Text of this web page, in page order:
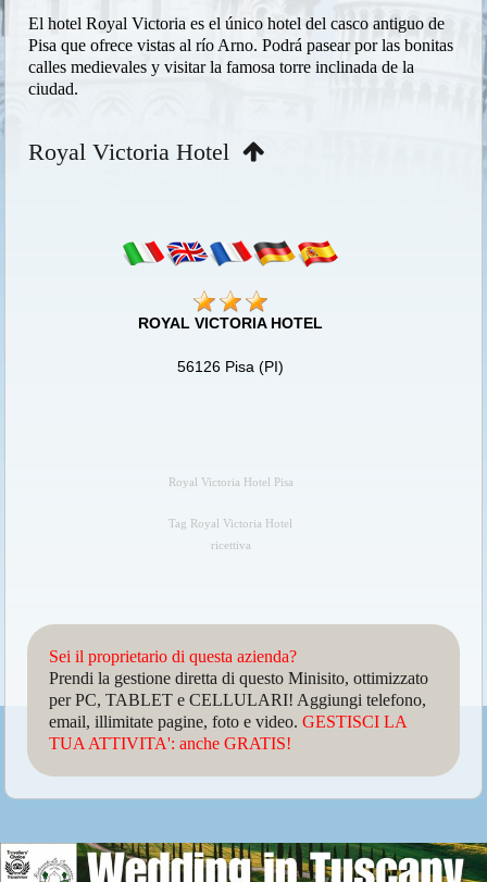
El hotel Royal Victoria es el único hotel del casco antiguo de
Pisa que ofrece vistas al río Arno. Podrá pasear por las bonitas
calles medievales y visitar la famosa torre inclinada de la
ciudad.
Royal Victoria Hotel
ROYAL VICTORIA HOTEL
56126 Pisa (PI)
Royal Victoria Hotel Pisa
Tag Royal Victoria Hotel
ricettiva
Sei il proprietario di questa azienda?
Prendi la gestione diretta di questo Minisito, ottimizzato
per PC, TABLET e CELLULARI! Aggiungi telefono,
email, illimitate pagine, foto e video.GESTISCI LA
TUA ATTIVITA': anche GRATIS!